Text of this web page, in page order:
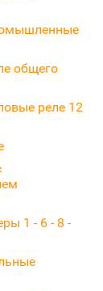
общего
реле 12
1 - 6 - 8 -